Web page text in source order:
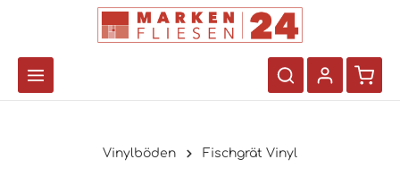
Vinylböden Fischgrät Vinyl